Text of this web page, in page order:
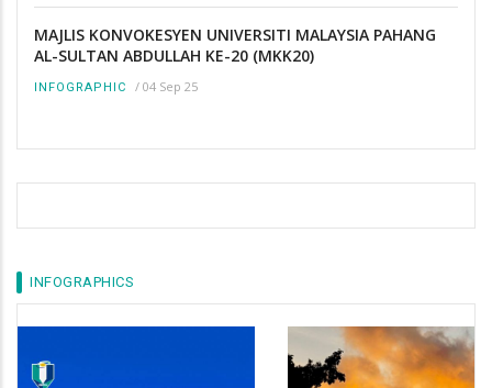
MAJLIS KONVOKESYEN UNIVERSITI MALAYSIA PAHANG
AL-SULTAN ABDULLAH KE-20 (MKK20)
INFOGRAPHIC / 04 Sep 25
INFOGRAPHICS